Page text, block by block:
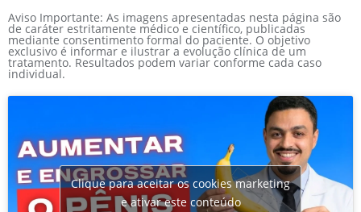
Aviso Importante: As imagens apresentadas nesta página são
de caráter estritamente médico e científico, publicadas
mediante consentimento formal do paciente. O objetivo
exclusivo é informar e ilustrar a evolução clínica de um
tratamento. Resultados podem variar conforme cada caso
individual.
Clique para aceitar os cookies marketing
e ativar este conteúdo